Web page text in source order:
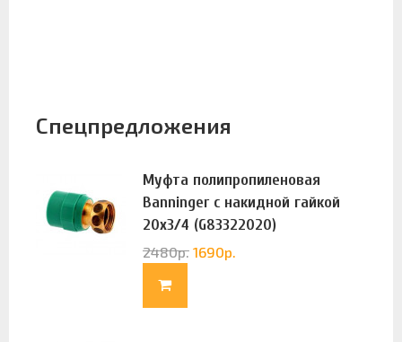
Спецпредложения
Муфта полипропиленовая
Banninger с накидной гайкой
20х3/4 (G83322020)
2480р. 1690р.